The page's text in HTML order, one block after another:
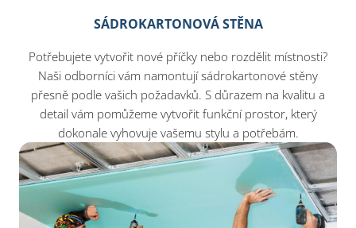
SÁDROKARTONOVÁ STĚNA
Potřebujete vytvořit nové příčky nebo rozdělit místnosti?
Naši odborníci vám namontují sádrokartonové stěny
přesně podle vašich požadavků. S důrazem na kvalitu a
detail vám pomůžeme vytvořit funkční prostor, který
dokonale vyhovuje vašemu stylu a potřebám.